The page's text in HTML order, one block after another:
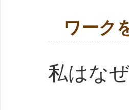
ワーク
私はな